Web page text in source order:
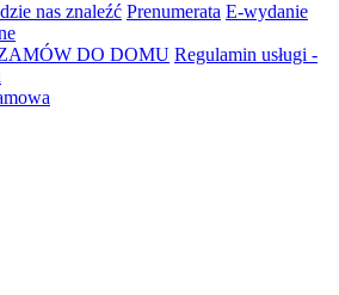
nas znaleźć Prenumerata E-wydanie
DO DOMU Regulamin usługi -